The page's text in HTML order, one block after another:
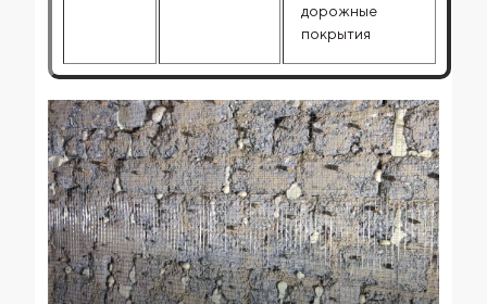
дорожные
покрытия